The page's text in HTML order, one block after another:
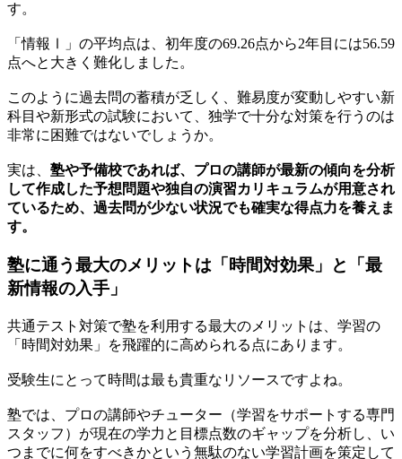
す。
「情報Ⅰ」の平均点は、初年度の69.26点から2年目には56.59
点へと大きく難化しました。
このように過去問の蓄積が乏しく、難易度が変動しやすい新
科目や新形式の試験において、独学で十分な対策を行うのは
非常に困難ではないでしょうか。
実は、 塾や予備校であれば、プロの講師が最新の傾向を分析
して作成した予想問題や独自の演習カリキュラムが用意され
ているため、過去問が少ない状況でも確実な得点力を養えま
す。
塾に通う最大のメリットは「時間対効果」と「最
新情報の入手」
共通テスト対策で塾を利用する最大のメリットは、学習の
「時間対効果」を飛躍的に高められる点にあります。
受験生にとって時間は最も貴重なリソースですよね。
塾では、プロの講師やチューター（学習をサポートする専門
スタッフ）が現在の学力と目標点数のギャップを分析し、い
つまでに何をすべきかという無駄のない学習計画を策定して